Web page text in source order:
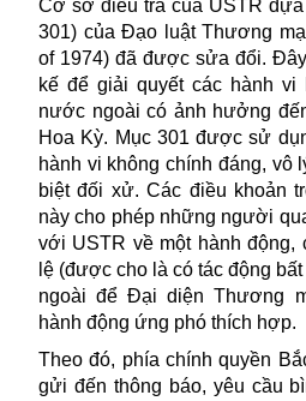
Cơ sở điều tra của USTR dựa
301) của Đạo luật Thương
of 1974) đã được sửa đổi.
kế để giải quyết các hành vi
nước ngoài có ảnh hưởng
Hoa Kỳ. Mục 301 được sử
hành vi không chính đáng, vô
biệt đối xử. Các điều khoản
này cho phép những người
với USTR về một hành động,
lệ (được cho là có tác động
ngoài để Đại diện Thương
hành động ứng phó thích hợp.
Theo đó, phía chính quyền
gửi đến thông báo, yêu cầu